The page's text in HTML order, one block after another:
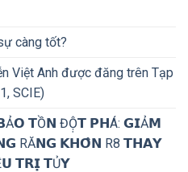
càng tốt?
Việt Anh được đăng trên Tạp
SCIE)
𝗧Ồ𝗡 ĐỘ̣𝗧 𝗣𝗛Á: 𝗚𝗜Ả𝗠
RĂ𝗡𝗚 𝗞𝗛𝗢̂𝗡 R8 𝗧𝗛𝗔𝗬
𝗧𝗥𝗜̣ 𝗧Ủ𝗬